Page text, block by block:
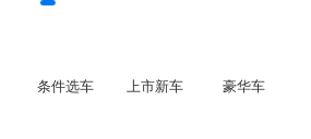
条件选车 上市新车 豪华车